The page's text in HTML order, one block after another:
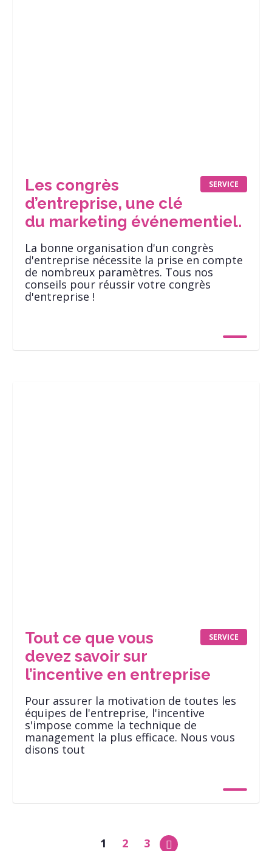
SERVICE
Les congrès
d’entreprise, une clé
du marketing événementiel.
La bonne organisation d'un congrès
d'entreprise nécessite la prise en compte
de nombreux paramètres. Tous nos
conseils pour réussir votre congrès
d'entreprise !
SERVICE
Tout ce que vous
devez savoir sur
l’incentive en entreprise
Pour assurer la motivation de toutes les
équipes de l'entreprise, l'incentive
s'impose comme la technique de
management la plus efficace. Nous vous
disons tout
1 2 3